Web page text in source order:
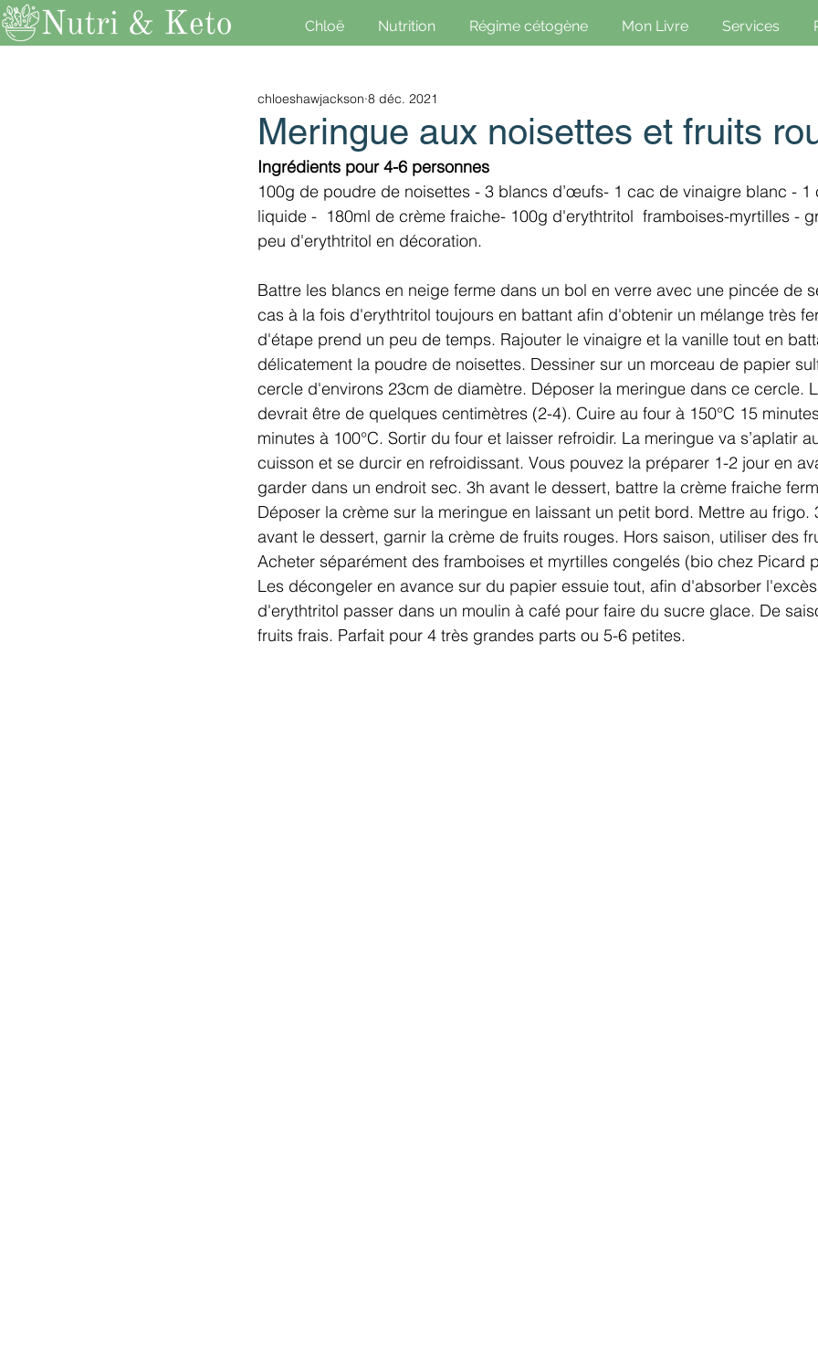
Chloë Nutrition Régime cétogène Mon Livre Services
Meringue aux noisettes et fruits
chloeshawjackson 8 déc. 2021
Ingrédients pour 4-6 personnes
100g de poudre de noisettes - 3 blancs d’œufs- 1 cac de vinaigre blanc -
liquide -  180ml de crème fraiche- 100g d'erythtritol  framboises-myrtilles -
peu d'erythtritol en décoration.
Battre les blancs en neige ferme dans un bol en verre avec une pincée de
cas à la fois d'erythtritol toujours en battant afin d'obtenir un mélange très
d'étape prend un peu de temps. Rajouter le vinaigre et la vanille tout en
délicatement la poudre de noisettes. Dessiner sur un morceau de papier
cercle d'environs 23cm de diamètre. Déposer la meringue dans ce cercle.
devrait être de quelques centimètres (2-4). Cuire au four à 150°C 15
minutes à 100°C. Sortir du four et laisser refroidir. La meringue va s’aplatir
cuisson et se durcir en refroidissant. Vous pouvez la préparer 1-2 jour en
garder dans un endroit sec. 3h avant le dessert, battre la crème fraiche
Déposer la crème sur la meringue en laissant un petit bord. Mettre au
avant le dessert, garnir la crème de fruits rouges. Hors saison, utiliser des
Acheter séparément des framboises et myrtilles congelés (bio chez Picard
Les décongeler en avance sur du papier essuie tout, afin d'absorber
d'erythtritol passer dans un moulin à café pour faire du sucre glace. De
fruits frais. Parfait pour 4 très grandes parts ou 5-6 petites.